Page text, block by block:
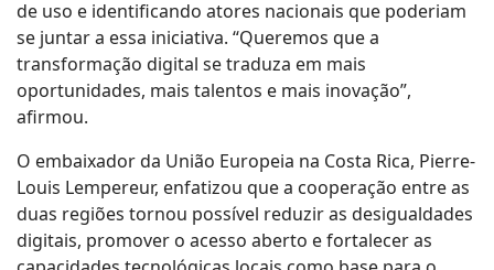
de uso e identificando atores nacionais que poderiam
se juntar a essa iniciativa. “Queremos que a
transformação digital se traduza em mais
oportunidades, mais talentos e mais inovação”,
afirmou.
O embaixador da União Europeia na Costa Rica, Pierre-
Louis Lempereur, enfatizou que a cooperação entre as
duas regiões tornou possível reduzir as desigualdades
digitais, promover o acesso aberto e fortalecer as